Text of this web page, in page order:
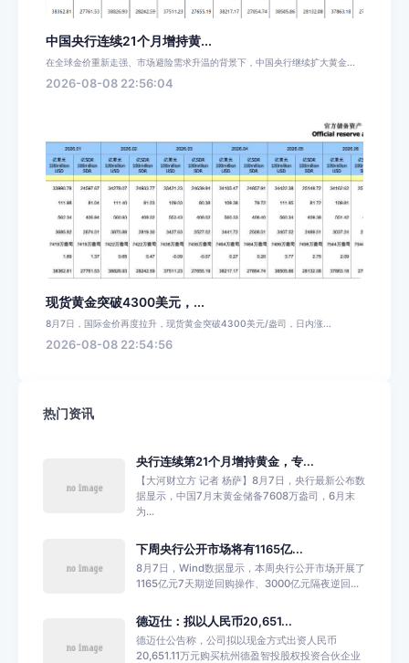
中国央行连续21个月增持黄...
在全球金价重新走强、市场避险需求升温的背景下，中国央行继续扩大黄金...
2026-08-08 22:56:04
现货黄金突破4300美元，...
8月7日，国际金价再度拉升，现货黄金突破4300美元/盎司，日内涨...
2026-08-08 22:54:56
热门资讯
央行连续第21个月增持黄金，专...
【大河财立方 记者 杨萨】8月7日，央行最新公布数
据显示，中国7月末黄金储备7608万盎司，6月末
为...
下周央行公开市场将有1165亿...
8月7日，Wind数据显示，本周央行公开市场开展了
1165亿元7天期逆回购操作、3000亿元隔夜逆回...
德迈仕：拟以人民币20,651...
德迈仕公告称，公司拟以现金方式出资人民币
20,651.11万元购买杭州德盈智投股权投资合伙企业